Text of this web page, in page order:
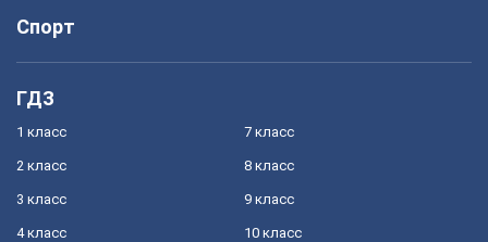
Спорт
ГДЗ
1 класс
2 класс
3 класс
4 класс
7 класс
8 класс
9 класс
10 класс